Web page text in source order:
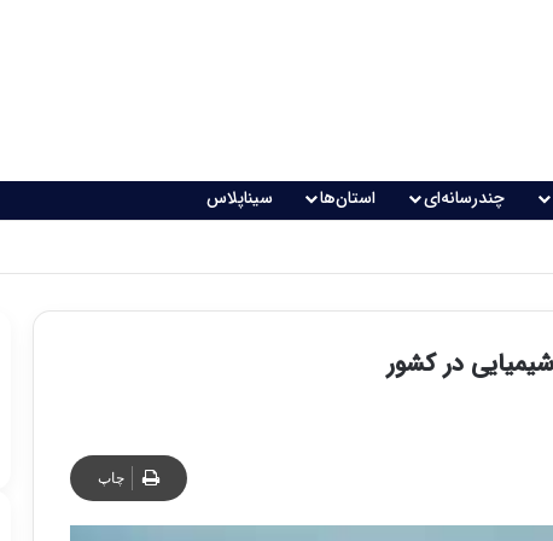
چندرسانه‌ای استان‌ها سیناپلاس
چاپ